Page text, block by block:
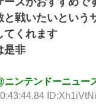
と戦いたいという
てくれます
是非
ニンテンドーニュー